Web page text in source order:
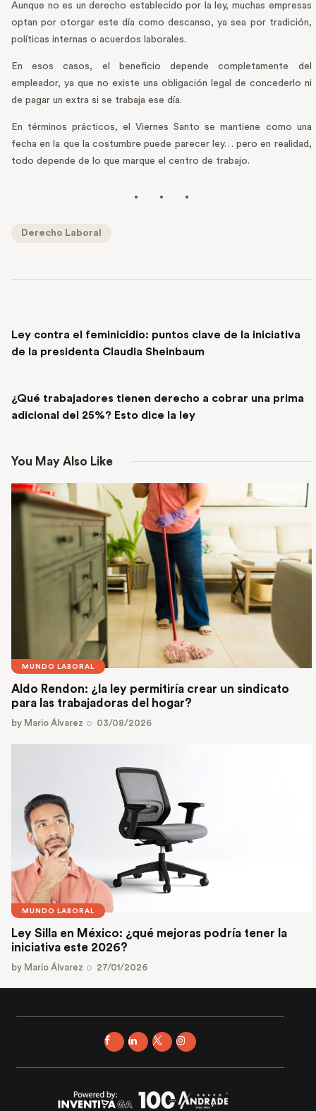
Aunque no es un derecho establecido por la ley, muchas empresas
optan por otorgar este día como descanso, ya sea por tradición,
políticas internas o acuerdos laborales.
En esos casos, el beneficio depende completamente del
empleador, ya que no existe una obligación legal de concederlo ni
de pagar un extra si se trabaja ese día.
En términos prácticos, el Viernes Santo se mantiene como una
fecha en la que la costumbre puede parecer ley… pero en realidad,
todo depende de lo que marque el centro de trabajo.
Derecho Laboral
Ley contra el feminicidio: puntos clave de la iniciativa
de la presidenta Claudia Sheinbaum
¿Qué trabajadores tienen derecho a cobrar una prima
adicional del 25%? Esto dice la ley
You May Also Like
MUNDO LABORAL
Aldo Rendon: ¿la ley permitiría crear un sindicato
para las trabajadoras del hogar?
by Mario Álvarez 03/08/2026
MUNDO LABORAL
Ley Silla en México: ¿qué mejoras podría tener la
iniciativa este 2026?
by Mario Álvarez 27/01/2026